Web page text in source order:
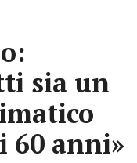
sia un
60 anni»